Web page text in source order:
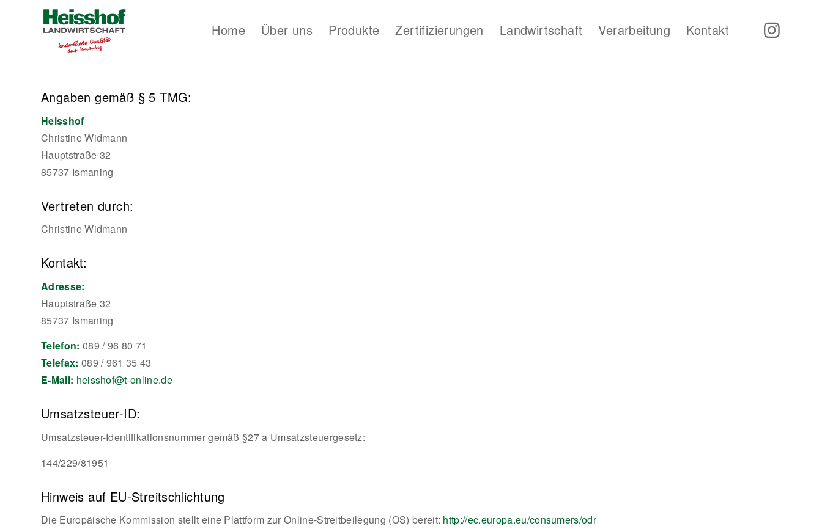
Home Über uns Produkte Zertifizierungen Landwirtschaft Verarbeitung Kontakt
Angaben gemäß § 5 TMG:
Heisshof
Christine Widmann
Hauptstraße 32
85737 Ismaning
Vertreten durch:
Christine Widmann
Kontakt:
Adresse:
Hauptstraße 32
85737 Ismaning
Telefon: 089 / 96 80 71
Telefax: 089 / 961 35 43
E-Mail: heisshof@t-online.de
Umsatzsteuer-ID:
Umsatzsteuer-Identifikationsnummer gemäß §27 a Umsatzsteuergesetz:
144/229/81951
Hinweis auf EU-Streitschlichtung
Die Europäische Kommission stellt eine Plattform zur Online-Streitbeilegung (OS) bereit: http://ec.europa.eu/consumers/odr